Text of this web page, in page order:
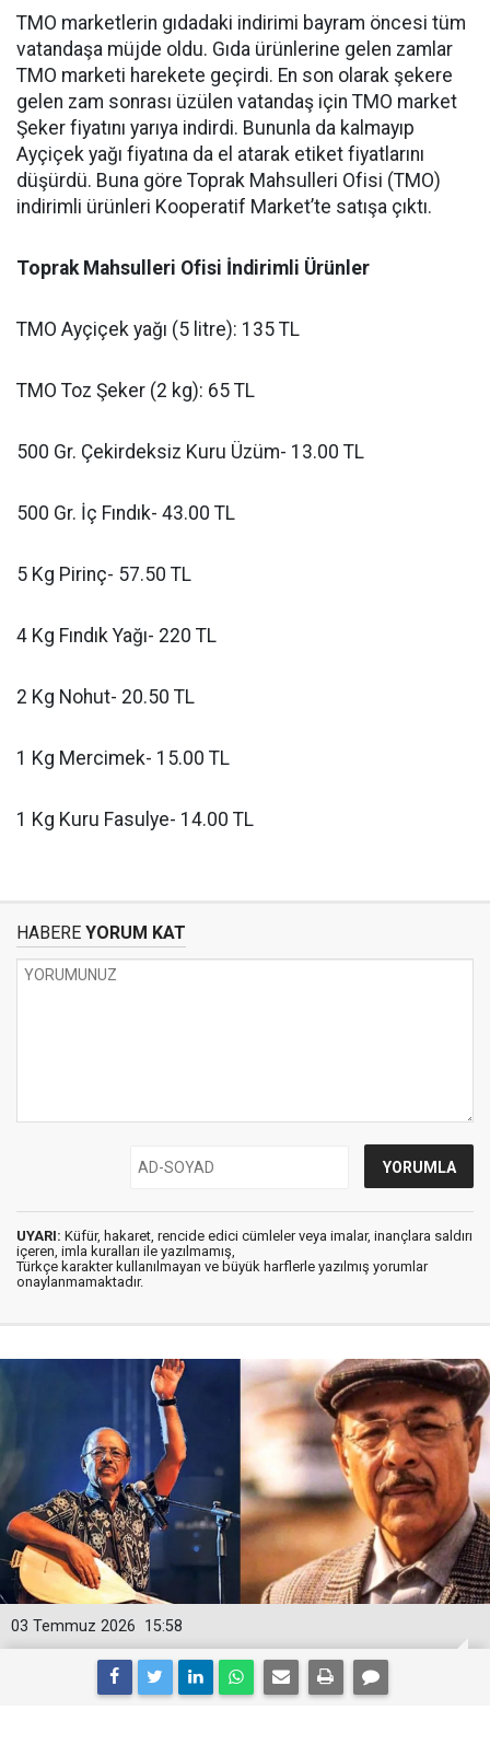
TMO marketlerin gıdadaki indirimi bayram öncesi tüm
vatandaşa müjde oldu. Gıda ürünlerine gelen zamlar
TMO marketi harekete geçirdi. En son olarak şekere
gelen zam sonrası üzülen vatandaş için TMO market
Şeker fiyatını yarıya indirdi. Bununla da kalmayıp
Ayçiçek yağı fiyatına da el atarak etiket fiyatlarını
düşürdü. Buna göre Toprak Mahsulleri Ofisi (TMO)
indirimli ürünleri Kooperatif Market’te satışa çıktı.
Toprak Mahsulleri Ofisi İndirimli Ürünler
TMO Ayçiçek yağı (5 litre): 135 TL
TMO Toz Şeker (2 kg): 65 TL
500 Gr. Çekirdeksiz Kuru Üzüm- 13.00 TL
500 Gr. İç Fındık- 43.00 TL
5 Kg Pirinç- 57.50 TL
4 Kg Fındık Yağı- 220 TL
2 Kg Nohut- 20.50 TL
1 Kg Mercimek- 15.00 TL
1 Kg Kuru Fasulye- 14.00 TL
HABERE YORUM KAT
UYARI: Küfür, hakaret, rencide edici cümleler veya imalar, inançlara saldırı
içeren, imla kuralları ile yazılmamış,
Türkçe karakter kullanılmayan ve büyük harflerle yazılmış yorumlar
onaylanmamaktadır.
15:58
03 Temmuz 2026